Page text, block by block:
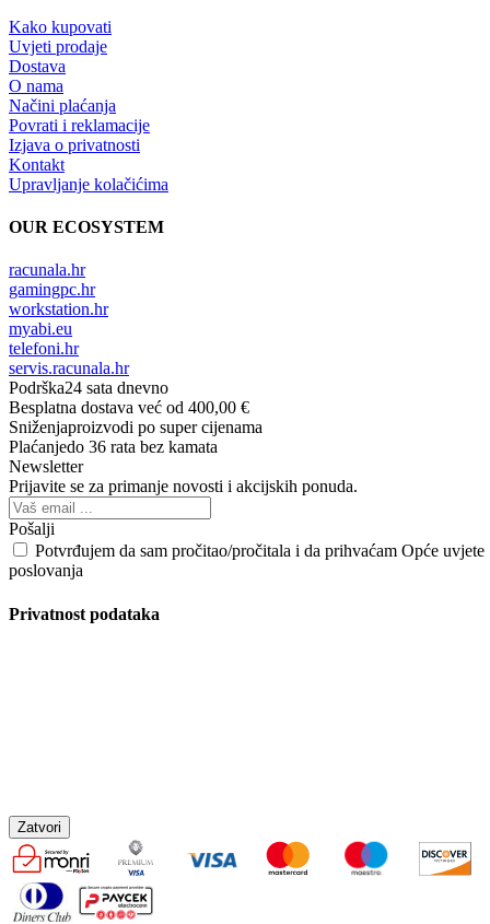
Kako kupovati
Uvjeti prodaje
Dostava
O nama
Načini plaćanja
Povrati i reklamacije
Izjava o privatnosti
Kontakt
Upravljanje kolačićima
OUR ECOSYSTEM
racunala.hr
gamingpc.hr
workstation.hr
myabi.eu
telefoni.hr
servis.racunala.hr
Podrška24 sata dnevno
Besplatna dostava već od 400,00 €
Sniženjaproizvodi po super cijenama
Plaćanjedo 36 rata bez kamata
Newsletter
Prijavite se za primanje novosti i akcijskih ponuda.
Pošalji
Potvrđujem da sam pročitao/pročitala i da prihvaćam Opće uvjete
poslovanja
Privatnost podataka
Zatvori